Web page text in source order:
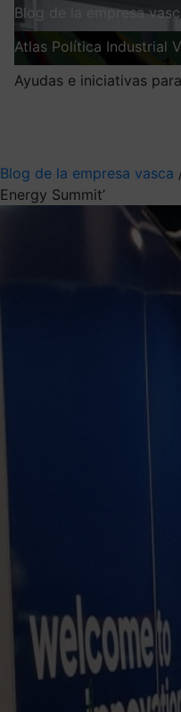
Blog de la empresa
Atlas Política Industrial
Ayudas e iniciativas
Blog de la empresa vasca
Energy Summit’